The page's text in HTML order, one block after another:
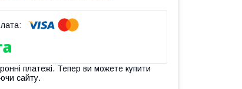
платежі. Тепер ви можете купити
сайту.